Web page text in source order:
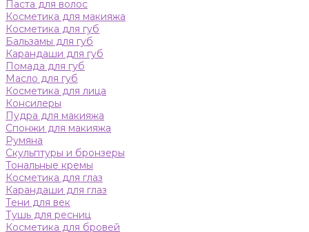
Паста для волос
Косметика для макияжа
Косметика для губ
Бальзамы для губ
Карандаши для губ
Помада для губ
Масло для губ
Косметика для лица
Консилеры
Пудра для макияжа
Спонжи для макияжа
Румяна
Скульптуры и бронзеры
Тональные кремы
Косметика для глаз
Карандаши для глаз
Тени для век
Тушь для ресниц
Косметика для бровей